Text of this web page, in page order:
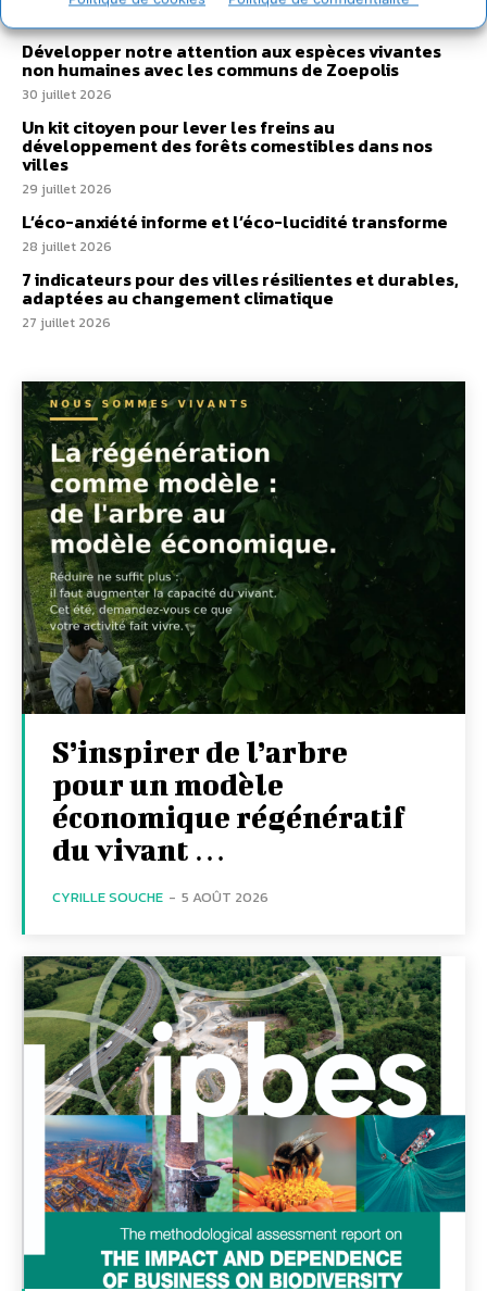
Développer notre attention aux espèces vivantes
non humaines avec les communs de Zoepolis
30 juillet 2026
Un kit citoyen pour lever les freins au
développement des forêts comestibles dans nos
villes
29 juillet 2026
L’éco-anxiété informe et l’éco-lucidité transforme
28 juillet 2026
7 indicateurs pour des villes résilientes et durables,
adaptées au changement climatique
27 juillet 2026
S’inspirer de l’arbre
pour un modèle
économique régénératif
du vivant …
CYRILLE SOUCHE - 5 AOÛT 2026